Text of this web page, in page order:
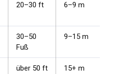
20–30 ft 6–9 m
30–50
Fuß
9–15 m
über 50 ft 15+ m